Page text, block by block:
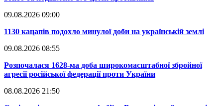
09.08.2026 09:00
​1130 кацапів подохло минулої доби на українській землі
09.08.2026 08:55
​Розпочалася 1628-ма доба широкомасштабної збройної
агресії російської федерації проти України
08.08.2026 21:50